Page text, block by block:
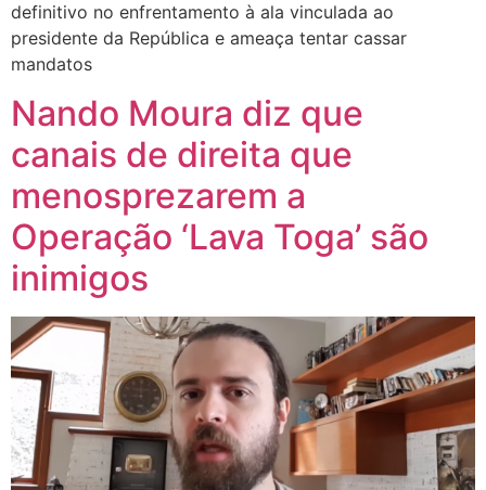
definitivo no enfrentamento à ala vinculada ao
presidente da República e ameaça tentar cassar
mandatos
Nando Moura diz que
canais de direita que
menosprezarem a
Operação ‘Lava Toga’ são
inimigos